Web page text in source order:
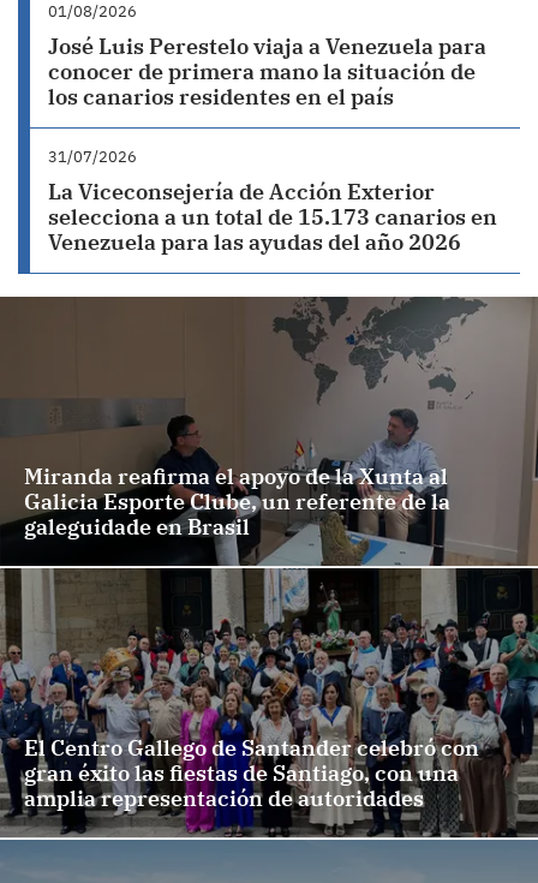
01/08/2026
José Luis Perestelo viaja a Venezuela para
conocer de primera mano la situación de
los canarios residentes en el país
31/07/2026
La Viceconsejería de Acción Exterior
selecciona a un total de 15.173 canarios en
Venezuela para las ayudas del año 2026
Miranda reafirma el apoyo de la Xunta al
Galicia Esporte Clube, un referente de la
galeguidade en Brasil
El Centro Gallego de Santander celebró con
gran éxito las fiestas de Santiago, con una
amplia representación de autoridades